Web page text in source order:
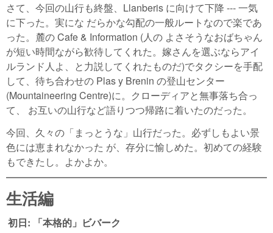
さて、今回の山行も終盤、Llanberis に向けて下降 --- 一気
に下った。実にな だらかな勾配の一般ルートなので楽であ
った。麓の Cafe & Information (人の よさそうなおばちゃん
が短い時間ながら歓待してくれた。嫁さんを選ぶならアイ
ルランド人よ、と力説してくれたものだ)でタクシーを手配
して、待ち合わせの Plas y Brenin の登山センター
(Mountaineering Centre)に。クローディアと無事落ち合っ
て、 お互いの山行など語りつつ帰路に着いたのだった。
今回、久々の「まっとうな」山行だった。必ずしもよい景
色には恵まれなかった が、存分に愉しめた。初めての経験
もできたし。よかよか。
生活編
初日: 「本格的」ビバーク